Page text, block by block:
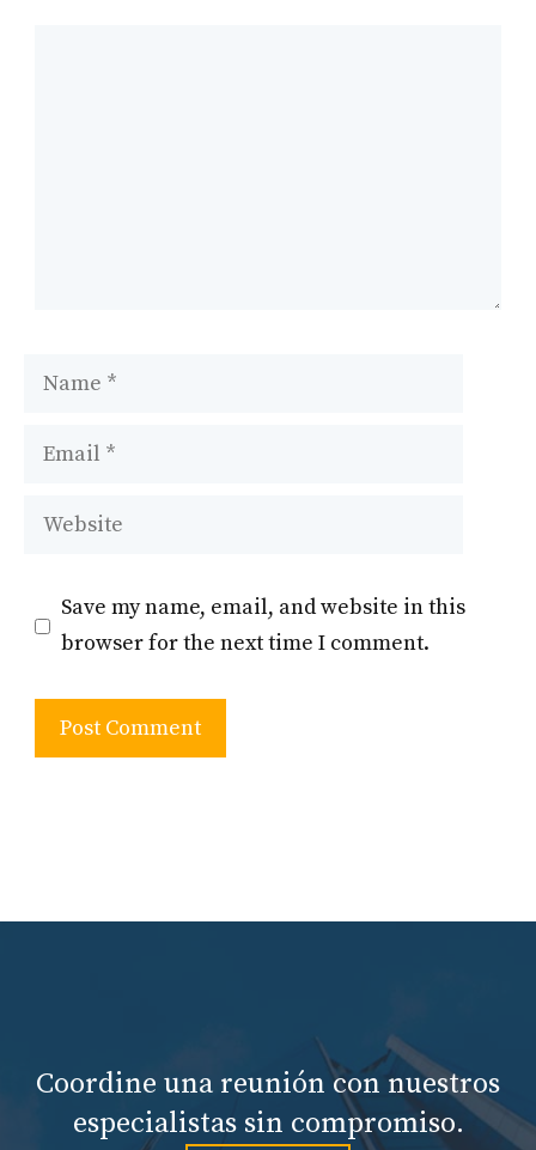
Name
Email
Website
Save my name, email, and website in this
browser for the next time I comment.
Coordine una reunión con nuestros
especialistas sin compromiso.